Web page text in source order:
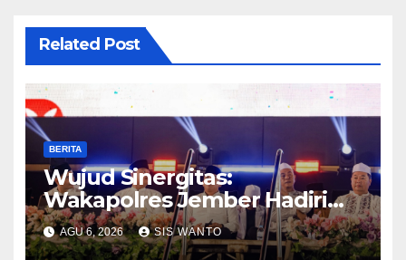
Related Post
BERITA
Wujud Sinergitas:
Wakapolres Jember Hadiri
Sholawat & Doa Sambut HUT
RI ke-81
AGU 6, 2026 SIS WANTO